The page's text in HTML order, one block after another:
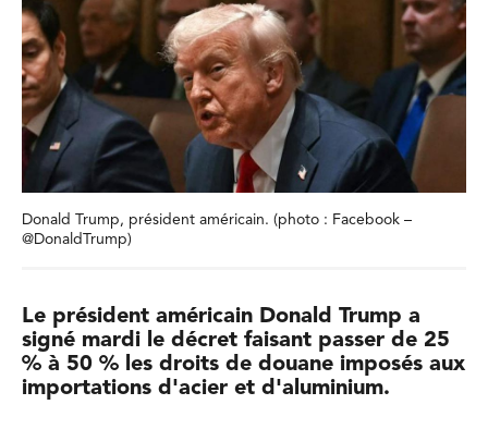
Donald Trump, président américain. (photo : Facebook –
@DonaldTrump)
Le président américain Donald Trump a
signé mardi le décret faisant passer de 25
% à 50 % les droits de douane imposés aux
importations d'acier et d'aluminium.